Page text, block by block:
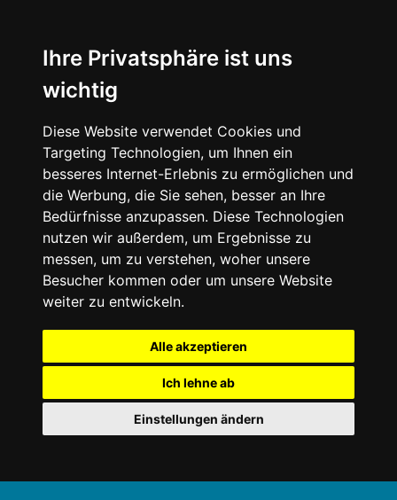
Ihre Privatsphäre ist uns
wichtig
Diese Website verwendet Cookies und
Targeting Technologien, um Ihnen ein
besseres Internet-Erlebnis zu ermöglichen und
die Werbung, die Sie sehen, besser an Ihre
Bedürfnisse anzupassen. Diese Technologien
nutzen wir außerdem, um Ergebnisse zu
messen, um zu verstehen, woher unsere
Besucher kommen oder um unsere Website
weiter zu entwickeln.
Alle akzeptieren
Ich lehne ab
Einstellungen ändern